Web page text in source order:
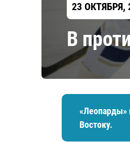
23 ОКТЯБРЯ,
В
«Леопарды»
Востоку.